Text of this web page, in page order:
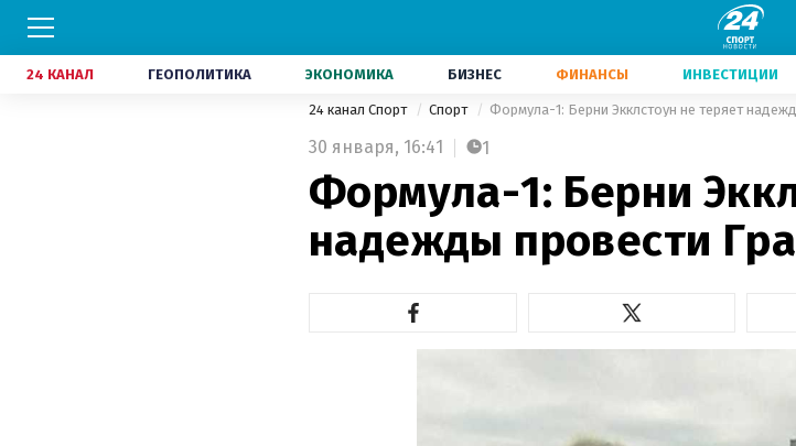
24 КАНАЛ ГЕОПОЛИТИКА ЭКОНОМИКА БИЗНЕС ФИНАНСЫ ИНВЕСТИЦИИ
24 канал Спорт Спорт Формула-1: Берни Экклстоун не теряет
30 января, 16:41 1
Формула-1: Берни
надежды провести